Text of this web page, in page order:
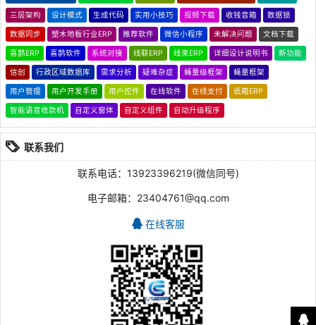
三层架构 设计模式 生成代码 实用小技巧 视频下载 收钱音箱 数据锁
数据同步 塑木地板行业ERP 推荐软件 微信小程序 未解决问题 文档下载
喜鹊ERP 喜鹊软件 系统对接 线联ERP 线束ERP 详细设计说明书 新功能
信创 行政区域数据库 需求分析 疑难杂症 蝇量级框架 蝇量框架
用户管理 用户开发手册 用户控件 在线软件 在线支付 纸箱ERP
智能语音收款机 自定义窗体 自定义组件 自动升级程序
联系我们
联系电话：13923396219(微信同号)
电子邮箱：23404761@qq.com
在线客服